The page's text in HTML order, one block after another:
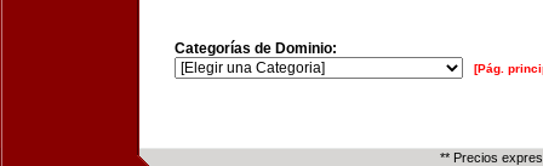
Categorías de Dominio:
[Pág.
** Precios